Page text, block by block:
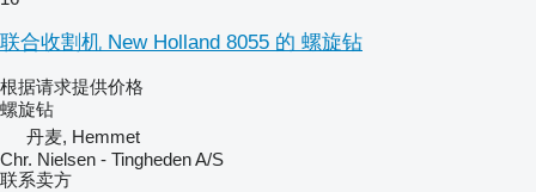
联合收割机 New Holland 8055 的 螺旋钻
根据请求提供价格
螺旋钻
丹麦, Hemmet
Chr. Nielsen - Tingheden A/S
联系卖方